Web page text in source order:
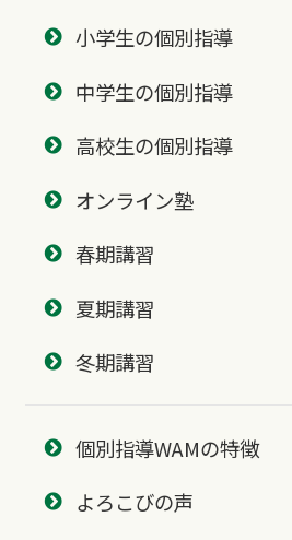
小学生の個別指導
中学生の個別指導
高校生の個別指導
オンライン塾
春期講習
夏期講習
冬期講習
個別指導WAMの特徴
よろこびの声